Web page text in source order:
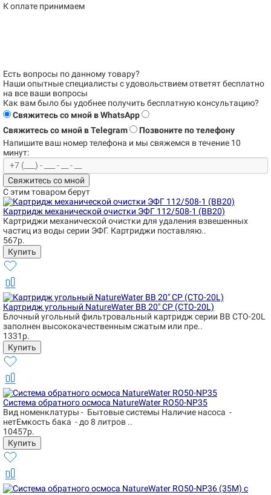
К оплате принимаем
Есть вопросы по данному товару?
Наши опытные специалисты с удовольствиемответят бесплатно
на все ваши вопросы
Как вам было бы удобнее получить бесплатную консультацию?
Свяжитесь со мной в WhatsApp
Свяжитесь со мной в Telegram
Позвоните по телефону
Напишите ваш номер телефона и мы свяжемся в течение 10
минут:
Свяжитесь со мной
С этим товаром берут
Картридж механической очистки ЭФГ 112/508-1 (BB20)
Картриджи механической очистки для удаления взвешенных
частиц из воды серии ЭФГ. Картриджи поставляю..
567р.
Картридж угольный NatureWater BB 20" CP (CTO-20L)
Блочный угольный фильтровальный картридж серии BB CTO-20L
заполнен высококачественным сжатым или пре..
1331р.
Система обратного осмоса NatureWater RO50-NP35
Вид номенклатуры - Бытовые системы Наличие насоса -
нетЕмкость бака - до 8 литров ..
10457р.